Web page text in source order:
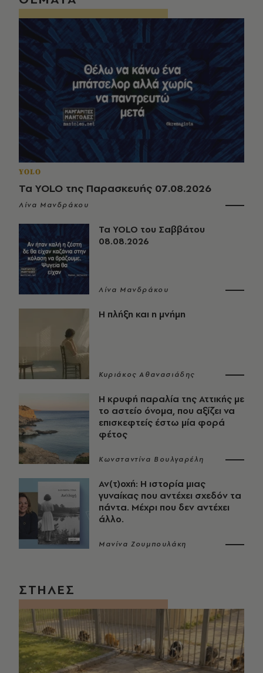
YOLO
Τα YOLO της Παρασκευής 07.08.2026
Λίνα Μανδράκου
Τα YOLO του Σαββάτου
08.08.2026
Λίνα Μανδράκου
Η πλήξη και η μνήμη
Κυριάκος Αθανασιάδης
Η κρυφή παραλία της Αττικής με
το αστείο όνομα, που αξίζει να
επισκεφτείς έστω μία φορά
φέτος
Κωνσταντίνα Βουλγαρέλη
Αν(τ)οχή: Η ιστορία μιας
γυναίκας που αντέχει σχεδόν τα
πάντα. Μέχρι που δεν αντέχει
άλλο.
Μανίνα Ζουμπουλάκη
ΣΤΗΛΕΣ